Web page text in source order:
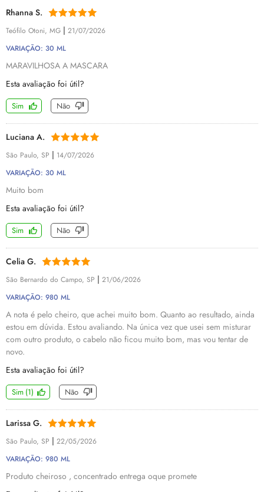
Rhanna S.
Teófilo Otoni, MG | 21/07/2026
VARIAÇÃO: 30 ML
MARAVILHOSA A MASCARA
Esta avaliação foi útil?
Sim Não
Luciana A.
São Paulo, SP | 14/07/2026
VARIAÇÃO: 30 ML
Muito bom
Esta avaliação foi útil?
Sim Não
Celia G.
São Bernardo do Campo, SP | 21/06/2026
VARIAÇÃO: 980 ML
A nota é pelo cheiro, que achei muito bom. Quanto ao resultado, ainda
estou em dúvida. Estou avaliando. Na única vez que usei sem misturar
com outro produto, o cabelo não ficou muito bom, mas vou tentar de
novo.
Esta avaliação foi útil?
Sim (1) Não
Larissa G.
São Paulo, SP | 22/05/2026
VARIAÇÃO: 980 ML
Produto cheiroso , concentrado entrega oque promete